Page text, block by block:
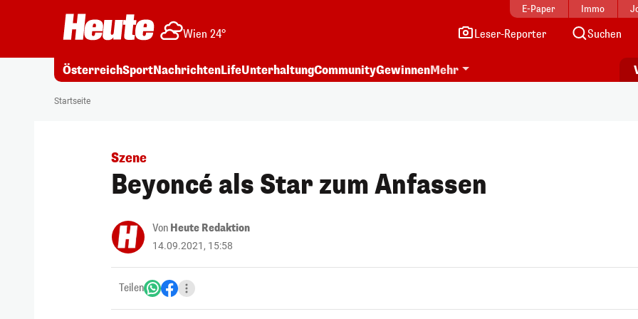
E-Paper Immo
Wien 24° Leser-Reporter Suchen
ÖsterreichSportNachrichtenLifeUnterhaltungCommunityGewinnenMehr
Startseite
Szene
Beyoncé als Star zum Anfassen
Von Heute Redaktion
14.09.2021, 15:58
Teilen